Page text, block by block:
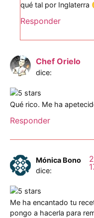
qué tal por Inglaterra
Responder
Chef Orielo
dice:
Qué rico. Me ha
Responder
Mónica Bono
dice:
Me ha encantado tu
pongo a hacerla para